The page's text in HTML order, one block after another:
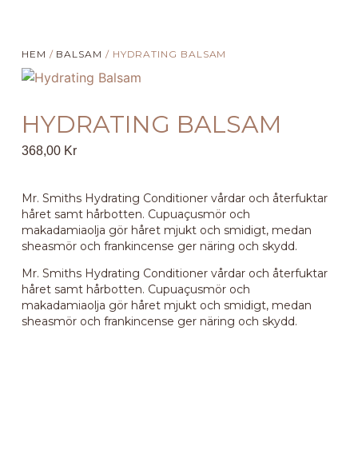
HEM / BALSAM / HYDRATING BALSAM
HYDRATING BALSAM
368,00 Kr
Mr. Smiths Hydrating Conditioner vårdar och återfuktar
håret samt hårbotten. Cupuaçusmör och
makadamiaolja gör håret mjukt och smidigt, medan
sheasmör och frankincense ger näring och skydd.
Mr. Smiths Hydrating Conditioner vårdar och återfuktar
håret samt hårbotten. Cupuaçusmör och
makadamiaolja gör håret mjukt och smidigt, medan
sheasmör och frankincense ger näring och skydd.